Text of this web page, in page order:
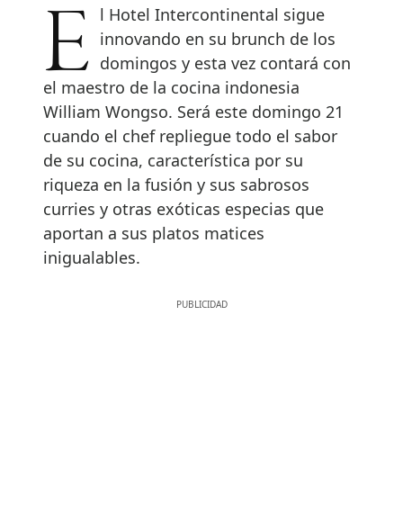
El Hotel Intercontinental sigue innovando en su brunch de los
domingos y esta vez contará con
el maestro de la cocina indonesia
William Wongso. Será este domingo 21
cuando el chef repliegue todo el sabor
de su cocina, característica por su
riqueza en la fusión y sus sabrosos
curries y otras exóticas especias que
aportan a sus platos matices
inigualables.